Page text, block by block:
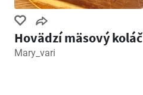
Hovädzí mäsový koláč
Mary_vari